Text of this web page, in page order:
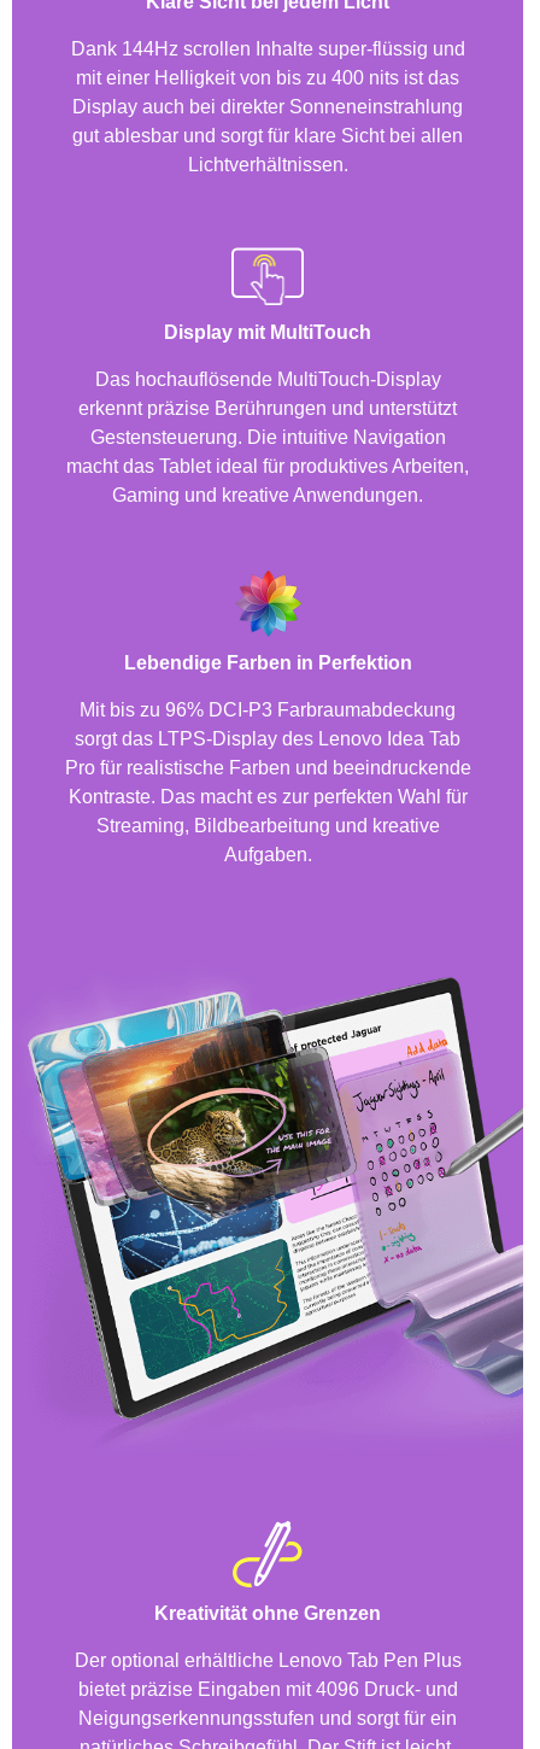
Dank 144Hz scrollen Inhalte super-flüssig und
mit einer Helligkeit von bis zu 400 nits ist das
Display auch bei direkter Sonneneinstrahlung
gut ablesbar und sorgt für klare Sicht bei allen
Lichtverhältnissen.
Display mit MultiTouch
Das hochauflösende MultiTouch-Display
erkennt präzise Berührungen und unterstützt
Gestensteuerung. Die intuitive Navigation
macht das Tablet ideal für produktives Arbeiten,
Gaming und kreative Anwendungen.
Lebendige Farben in Perfektion
Mit bis zu 96% DCI-P3 Farbraumabdeckung
sorgt das LTPS-Display des Lenovo Idea Tab
Pro für realistische Farben und beeindruckende
Kontraste. Das macht es zur perfekten Wahl für
Streaming, Bildbearbeitung und kreative
Aufgaben.
Kreativität ohne Grenzen
Der optional erhältliche Lenovo Tab Pen Plus
bietet präzise Eingaben mit 4096 Druck- und
Neigungserkennungsstufen und sorgt für ein